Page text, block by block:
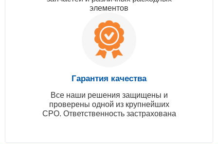
элементов
Гарантия качества
Все наши решения защищены и
проверены одной из крупнейших
СРО. Ответственность застрахована